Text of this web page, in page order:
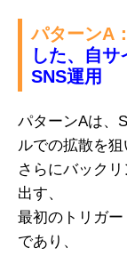
パターンA：
した、自
SNS運用
パターンAは、
ルでの拡散を狙
さらにバック
出す、
最初のトリガ
であり、